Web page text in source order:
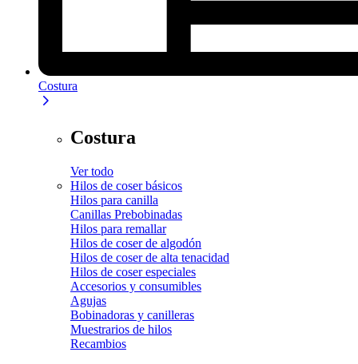
Costura
Costura
Ver todo
Hilos de coser básicos
Hilos para canilla
Canillas Prebobinadas
Hilos para remallar
Hilos de coser de algodón
Hilos de coser de alta tenacidad
Hilos de coser especiales
Accesorios y consumibles
Agujas
Bobinadoras y canilleras
Muestrarios de hilos
Recambios